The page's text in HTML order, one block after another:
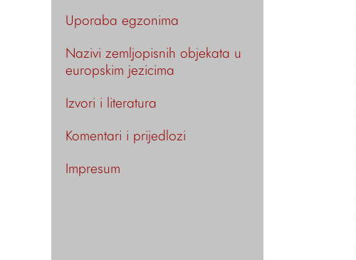
Uporaba egzonima
Nazivi zemljopisnih objekata u
europskim jezicima
Izvori i literatura
Komentari i prijedlozi
Impresum